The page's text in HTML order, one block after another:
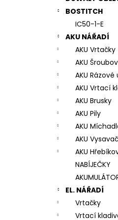
BOSTITCH
IC50-1-E
AKU NÁŘADÍ
AKU Vrtačky
AKU
AKU
AKU Vrtací
AKU Brusky
AKU Pily
AKU
AKU
AKU
NABÍJEČKY
EL. NÁŘADÍ
Vrtačky
Vrtací
7# N196034
944 Kč